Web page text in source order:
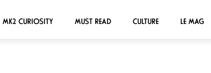
MK2 CURIOSITY MUST READ CULTURE LE MAG